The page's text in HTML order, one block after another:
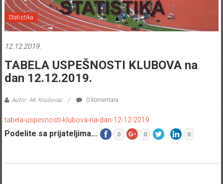
Statistika
12.12.2019.
TABELA USPEŠNOSTI KLUBOVA na
dan 12.12.2019.
Autor: AK Kruševac 0 komentara
tabela-uspesnosti-klubova-na-dan-12-12-2019
Podelite sa prijateljima... 0 0 0